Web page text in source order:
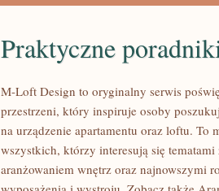
Praktyczne
M-Loft Design to oryginalny serwis
przestrzeni, który inspiruje osoby
na urządzenie apartamentu oraz loftu. To
wszystkich, którzy interesują się
aranżowaniem wnętrz oraz najnowszymi